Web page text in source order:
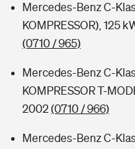
Mercedes-Benz C-
KOMPRESSOR), 125
(0710 / 965)
Mercedes-Benz C-
KOMPRESSOR T-
2002(0710 / 966)
Mercedes-Benz C-